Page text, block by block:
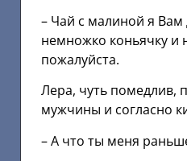
– Чай с малиной я Вам
немножко коньячку и
пожалуйста.
Лера, чуть помедлив,
мужчины и согласно
– А что ты меня